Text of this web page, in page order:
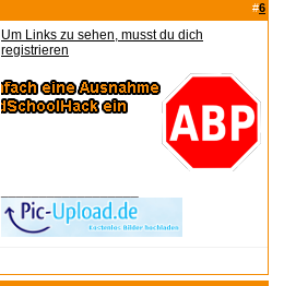
#6
Um Links zu sehen, musst du dich
registrieren